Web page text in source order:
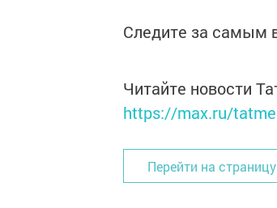
Следите за самым
Читайте новости
https://max.ru/
Перейти на